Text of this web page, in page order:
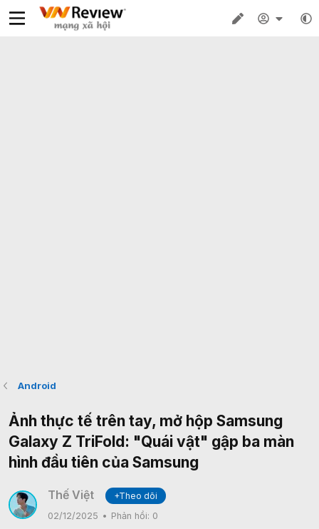
Android
Ảnh thực tế trên tay, mở hộp Samsung
Galaxy Z TriFold: "Quái vật" gập ba màn
hình đầu tiên của Samsung
Thế Việt
+Theo dõi
02/12/2025
Phản hồi: 0